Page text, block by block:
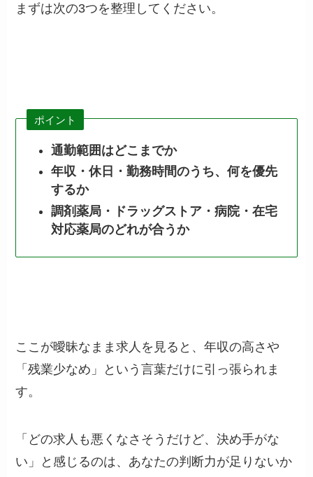
まずは次の3つを整理してください。
ポイント
通勤範囲はどこまでか
年収・休日・勤務時間のうち、何を優先
するか
調剤薬局・ドラッグストア・病院・在宅
対応薬局のどれが合うか
ここが曖昧なまま求人を見ると、年収の高さや
「残業少なめ」という言葉だけに引っ張られま
す。
「どの求人も悪くなさそうだけど、決め手がな
い」と感じるのは、あなたの判断力が足りないか